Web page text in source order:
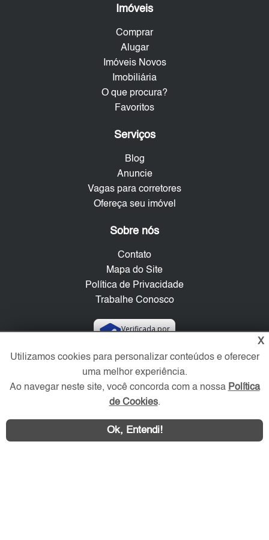
Imóveis
Comprar
Alugar
Imóveis Novos
Imobiliária
O que procura?
Favoritos
Serviços
Blog
Anuncie
Vagas para corretores
Ofereça seu imóvel
Sobre nós
Contato
Mapa do Site
Política de Privacidade
Trabalhe Conosco
Verificada por
Redes Sociais
X
Utilizamos cookies para personalizar conteúdos e oferecer
uma melhor experiência.
Ao navegar neste site, você concorda com a nossa Política
de Cookies.
Ok, Entendi!